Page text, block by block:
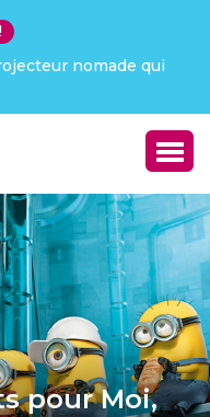
X : j’ai été choqué !
pour Moi,